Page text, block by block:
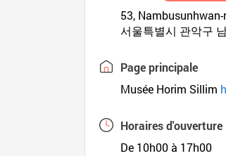
53,
서울특별시 관악구
Page principale
Musée Horim Sillim
Horaires d'ouverture
De 10h00 à 17h00